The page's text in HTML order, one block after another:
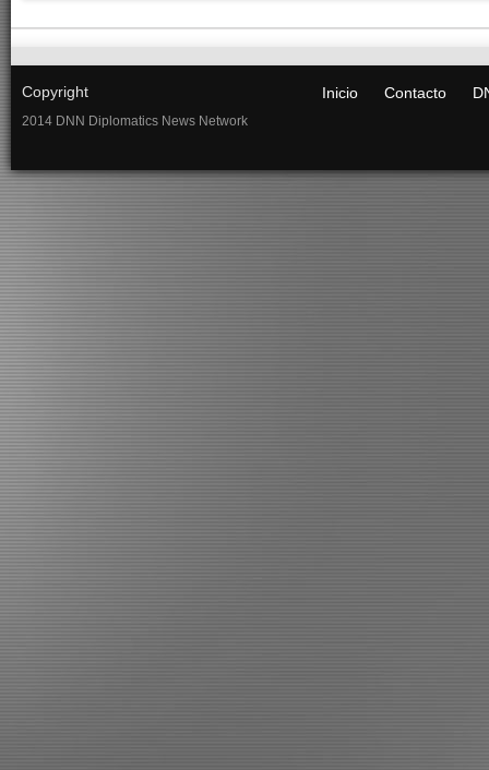
Copyright
2014 DNN Diplomatics News Network
Inicio Contacto